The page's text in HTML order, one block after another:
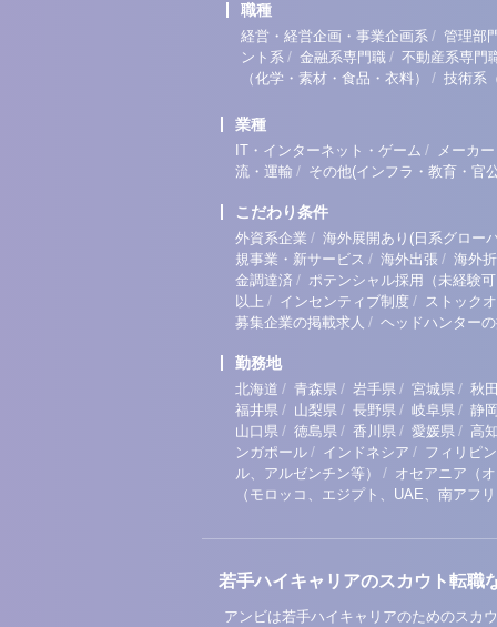
職種
経営・経営企画・事業企画系 / 管理部
ント系 / 金融系専門職 / 不動産系専門
（化学・素材・食品・衣料）
/ 技術系
業種
IT・インターネット・ゲーム / メーカー
流・運輸 / その他(インフラ・教育・官
こだわり条件
外資系企業 / 海外展開あり(日系グロー
規事業・新サービス / 海外出張 / 海外
金調達済 / ポテンシャル採用（未経験
以上 / インセンティブ制度 / ストック
募集企業の掲載求人 / ヘッドハンター
勤務地
北海道 / 青森県 / 岩手県 / 宮城県 / 秋
福井県 / 山梨県 / 長野県 / 岐阜県 / 静
山口県 / 徳島県 / 香川県 / 愛媛県 / 高
ンガポール / インドネシア / フィリピン
ル、アルゼンチン等）
/ オセアニア（
（モロッコ、エジプト、UAE、南アフ
若手ハイキャリアのスカウト転職
アンビは若手ハイキャリアのためのスカ